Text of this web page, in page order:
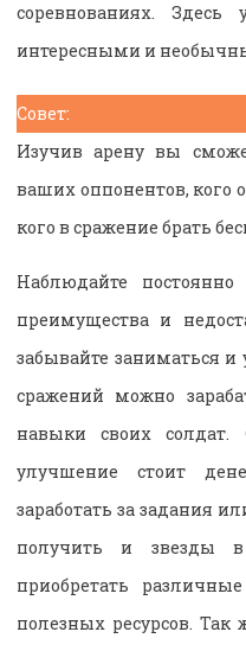
соревнованиях. Здесь
интересными и
Совет:
Изучив арену вы
ваших оппонентов, кого
кого в сражение брать
Наблюдайте
преимущества и
забывайте заниматься
сражений можно
навыки своих солдат.
улучшение стоит
заработать за задания
получить и звезды
приобретать
полезных ресурсов.